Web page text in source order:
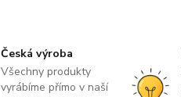
Česká výroba
Všechny produkty
vyrábíme přímo v naší